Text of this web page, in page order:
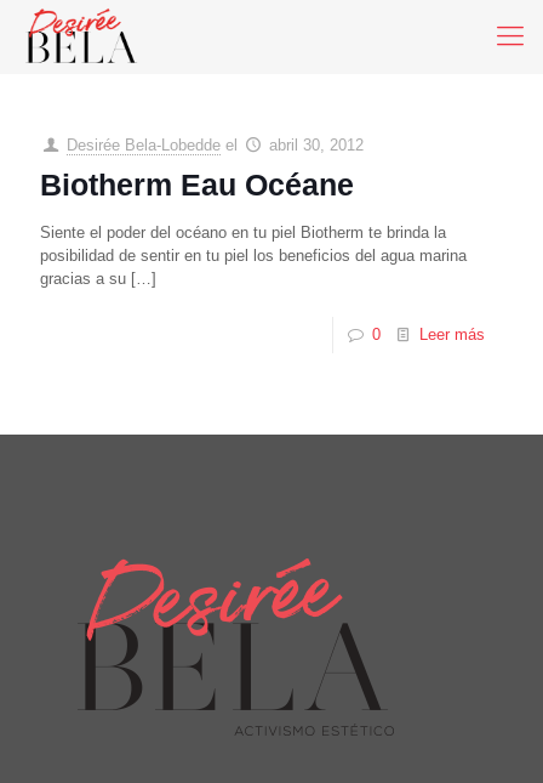
Desirée Bela-Lobedde el abril 30, 2012
Biotherm Eau Océane
Siente el poder del océano en tu piel Biotherm te brinda la
posibilidad de sentir en tu piel los beneficios del agua marina
gracias a su […]
0 Leer más